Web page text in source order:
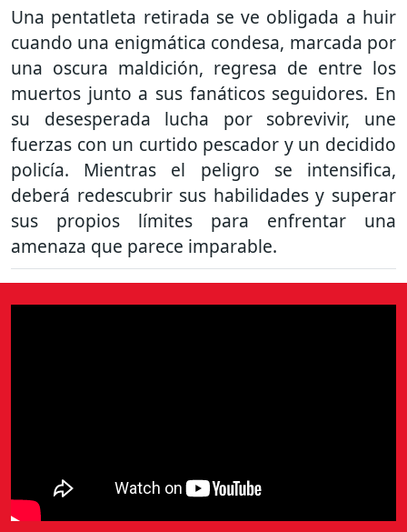
Una pentatleta retirada se ve obligada a huir
cuando una enigmática condesa, marcada por
una oscura maldición, regresa de entre los
muertos junto a sus fanáticos seguidores. En
su desesperada lucha por sobrevivir, une
fuerzas con un curtido pescador y un decidido
policía. Mientras el peligro se intensifica,
deberá redescubrir sus habilidades y superar
sus propios límites para enfrentar una
amenaza que parece imparable.